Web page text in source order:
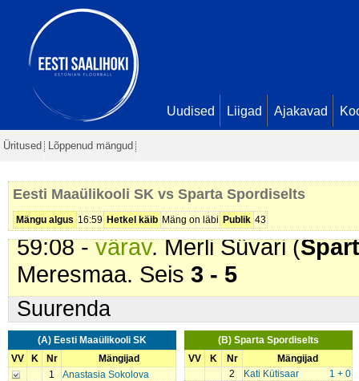
Uudised Liigad Ajakavad
Üritused Lõppenud mängud
Eesti Maaülikooli SK vs Sparta Spordiselts
Mängu algus 16:59 Hetkel käib Mäng on läbi Publik 43
37:02 -
värav
37:21 -värav
Seis2 - 3
52:50 - värav . Diana Klavan (
Seis2 - 4
min
58:46 -värav. Jane Klavan (
59:08 -värav. Merli Süvari (
Meresmaa. Seis 3 - 5
Suurenda
(A) Eesti Maaülikooli SK
VV
K Nr
Mängijad
1
Anastasia Sokolova
(B) Sparta Spordiselts
VV
K Nr
Mängijad
2
1 + 0
Kati Kütisaar